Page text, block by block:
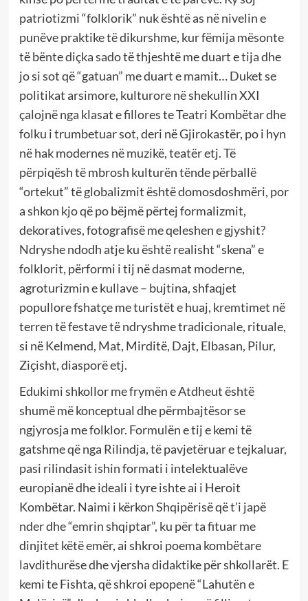
patriotizmi “folklorik” nuk është as në nivelin e
punëve praktike të dikurshme, kur fëmija mësonte
të bënte diçka sado të thjeshtë me duart e tija dhe
jo si sot që “gatuan” me duart e mamit… Duket se
politikat arsimore, kulturore në shekullin XXI
çalojnë nga klasat e fillores te Teatri Kombëtar dhe
folku i trumbetuar sot, deri në Gjirokastër, po i hyn
në hak modernes në muzikë, teatër etj. Të
përpiqësh të mbrosh kulturën tënde përballë
“ortekut” të globalizmit është domosdoshmëri, por
a shkon kjo që po bëjmë përtej formalizmit,
dekoratives, fotografisë me qeleshen e gjyshit?
Ndryshe ndodh atje ku është realisht “skena” e
folklorit, përformi i tij në dasmat moderne,
agroturizmin e kullave – bujtina, shfaqjet
popullore fshatçe me turistët e huaj, kremtimet në
terren të festave të ndryshme tradicionale, rituale,
si në Kelmend, Mat, Mirditë, Dajt, Elbasan, Pilur,
Ziçisht, diasporë etj.
Edukimi shkollor me frymën e Atdheut është
shumë më konceptual dhe përmbajtësor se
ngjyrosja me folklor. Formulën e tij e kemi të
gatshme që nga Rilindja, të pavjetëruar e tejkaluar,
pasi rilindasit ishin formati i intelektualëve
europianë dhe ideali i tyre ishte ai i Heroit
Kombëtar. Naimi i kërkon Shqipërisë që t’i japë
nder dhe “emrin shqiptar”, ku për ta fituar me
dinjitet këtë emër, ai shkroi poema kombëtare
lavdithurëse dhe vjersha didaktike për shkollarët. E
kemi te Fishta, që shkroi epopenë “Lahutën e